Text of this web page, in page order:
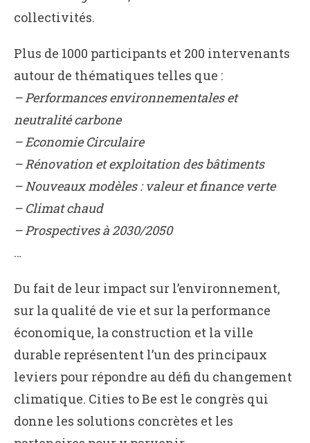
collectivités.
Plus de 1000 participants et 200 intervenants
autour de thématiques telles que :
– Performances environnementales et
neutralité carbone
– Economie Circulaire
– Rénovation et exploitation des bâtiments
– Nouveaux modèles : valeur et finance verte
– Climat chaud
– Prospectives à 2030/2050
…
Du fait de leur impact sur l’environnement,
sur la qualité de vie et sur la performance
économique, la construction et la ville
durable représentent l’un des principaux
leviers pour répondre au défi du changement
climatique. Cities to Be est le congrès qui
donne les solutions concrètes et les